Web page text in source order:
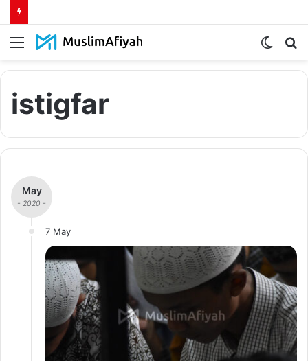
Menu
Switch
istigfar
May
- 2020 -
7 May